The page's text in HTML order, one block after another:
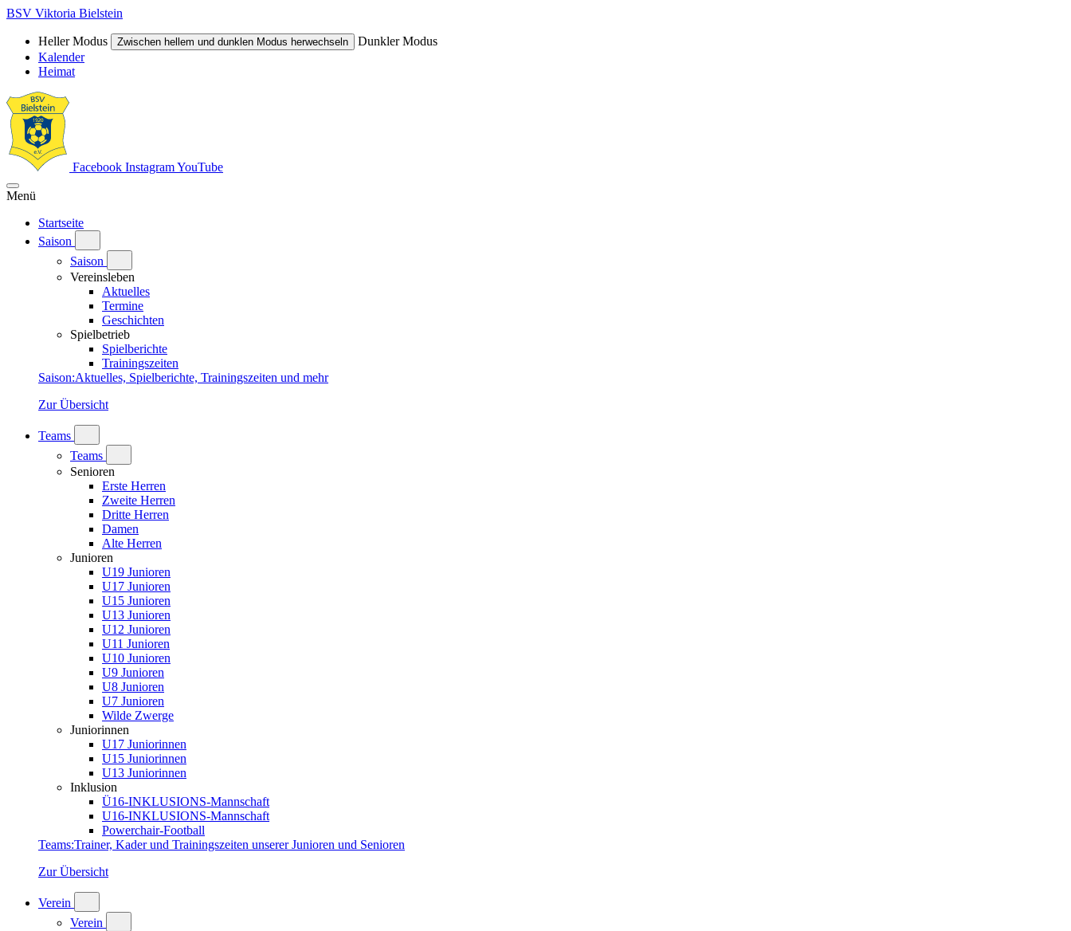
BSV Viktoria Bielstein
Heller Modus Zwischen hellem und dunklen Modus herwechseln
Dunkler Modus
Kalender
Heimat
Facebook InstagramYouTube
Menü
Startseite
Saison
Saison
Vereinsleben
Aktuelles
Termine
Geschichten
Spielbetrieb
Spielberichte
Trainingszeiten
Saison:Aktuelles, Spielberichte, Trainingszeiten und mehr
Zur Übersicht
Teams
Teams
Senioren
Erste Herren
Zweite Herren
Dritte Herren
Damen
Alte Herren
Junioren
U19 Junioren
U17 Junioren
U15 Junioren
U13 Junioren
U12 Junioren
U11 Junioren
U10 Junioren
U9 Junioren
U8 Junioren
U7 Junioren
Wilde Zwerge
Juniorinnen
U17 Juniorinnen
U15 Juniorinnen
U13 Juniorinnen
Inklusion
Ü16-INKLUSIONS-Mannschaft
U16-INKLUSIONS-Mannschaft
Powerchair-Football
Teams:Trainer, Kader und Trainingszeiten unserer Junioren und Senioren
Zur Übersicht
Verein
Verein